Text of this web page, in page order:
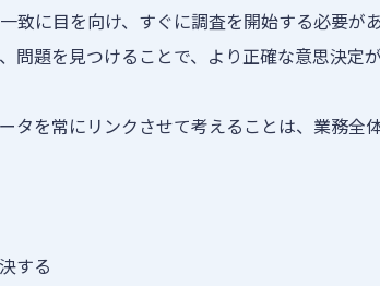
致に目を向け、すぐに調査を開始する必要があ
問題を見つけることで、より正確な意思決定
タを常にリンクさせて考えることは、業務全
する